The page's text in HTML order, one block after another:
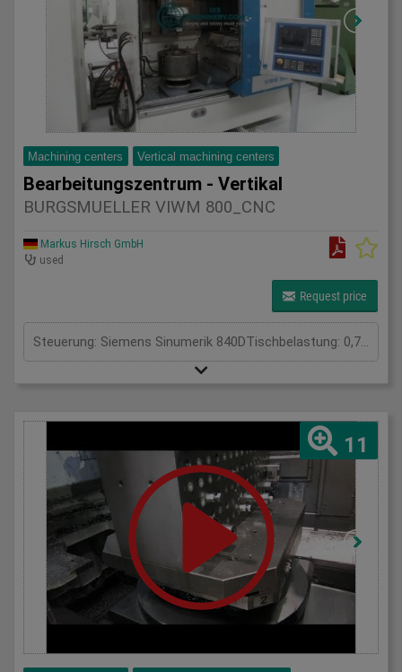
Machining centers Vertical machining centers
Bearbeitungszentrum - Vertikal
BURGSMUELLER VIWM 800_CNC
Markus Hirsch GmbH
used
Request price
Steuerung: Siemens Sinumerik 840DTischbelastung: 0,7 tWerkstückspindeldrehzahl: 200 - 2300 U/minGesamtleistungsbedarf: 12 kWMaschinengewicht ca.: tRaumbedarf ca.: m
11